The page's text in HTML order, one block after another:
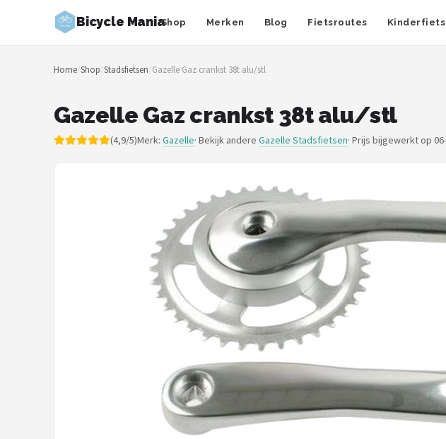
Bicycle ManiaShop Merken Blog Fietsroutes
Zoeken
NAVIGATIE
Merken
Home/Shop/Stadsfietsen/Gazelle Gaz crankst 38t alu/stl
Gazelle Gaz crankst 38t alu/stl
(4,9/5)Merk: Gazelle· Bekijk andere Gazelle Stadsfietsen· Prijs bijgewerkt op